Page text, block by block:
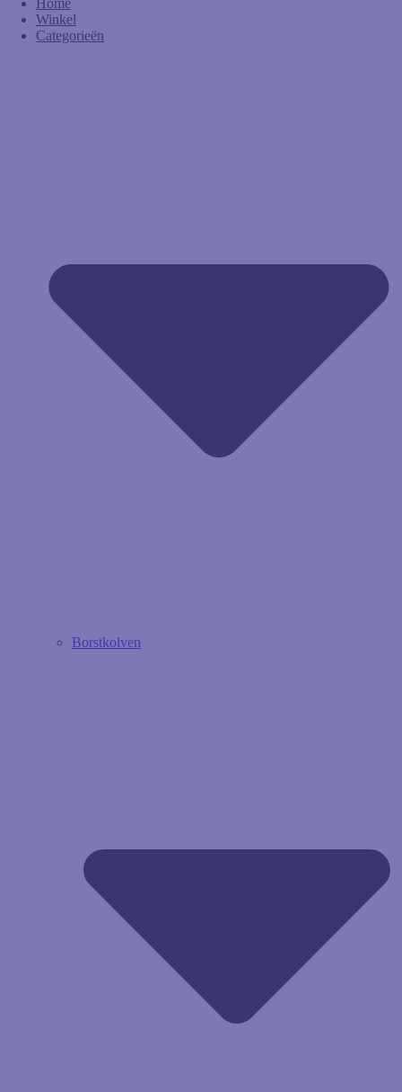
Home
Winkel
Categorieën
Borstkolven